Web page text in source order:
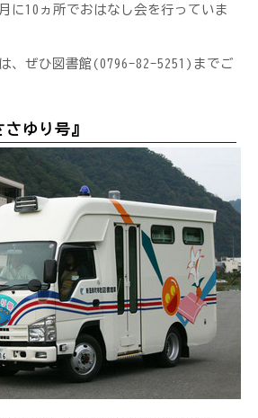
に10ヵ所でおはなし会を行っていま
、ぜひ図書館(0796-82-5251)までご
ゆり号』